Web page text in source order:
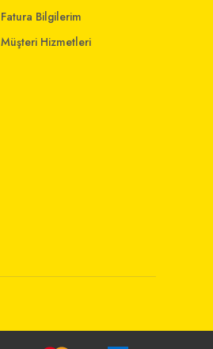
Fatura Bilgilerim
Müşteri Hizmetleri